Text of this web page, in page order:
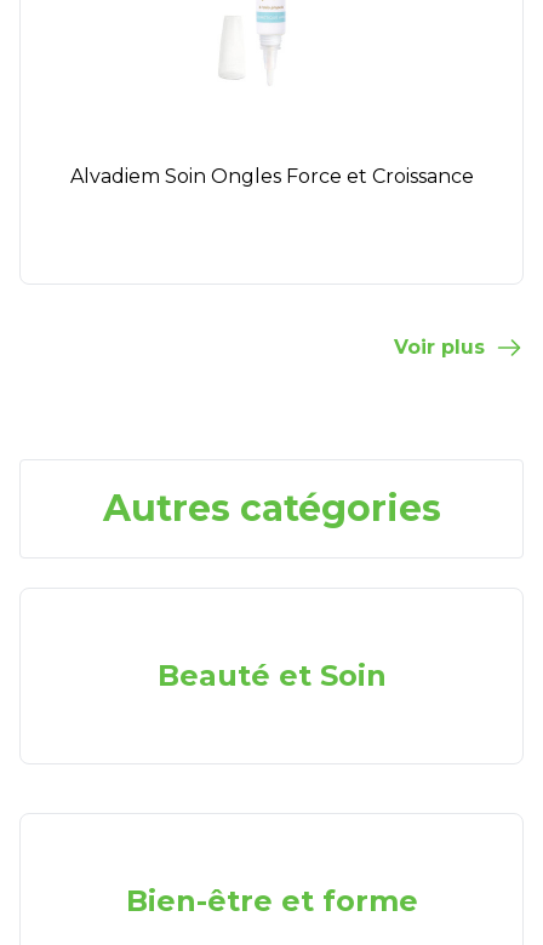
Alvadiem Soin Ongles Force et Croissance
Voir plus
Autres catégories
Beauté et Soin
Bien-être et forme